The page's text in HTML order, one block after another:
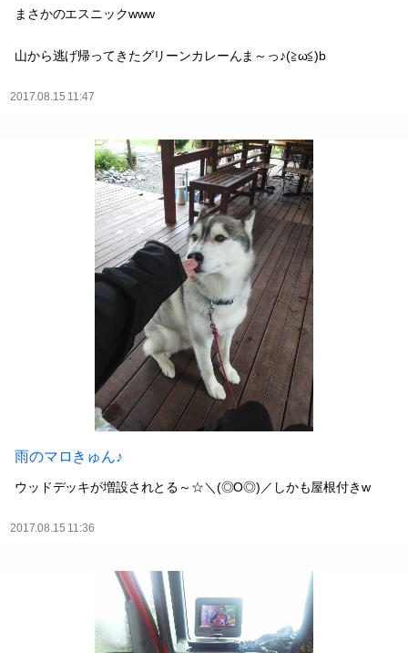
まさかのエスニックwww
山から逃げ帰ってきたグリーンカレーんま～っ♪(≧ω≦)b
2017.08.15 11:47
雨のマロきゅん♪
ウッドデッキが増設されとる～☆＼(◎O◎)／しかも屋根付きw
2017.08.15 11:36